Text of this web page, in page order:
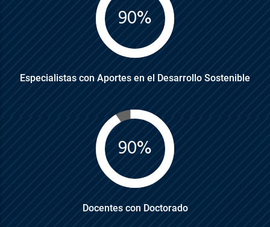
90%
Especialistas con Aportes en el Desarrollo Sostenible
90%
Docentes con Doctorado